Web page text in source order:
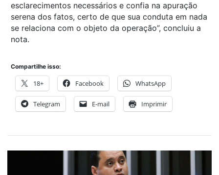
esclarecimentos necessários e confia na apuração
serena dos fatos, certo de que sua conduta em nada
se relaciona com o objeto da operação”, concluiu a
nota.
Compartilhe isso:
18+ Facebook WhatsApp
Telegram E-mail Imprimir